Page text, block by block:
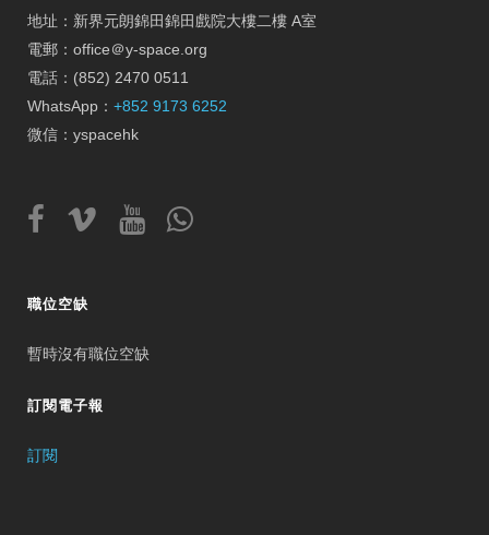
地址：新界元朗錦田錦田戲院大樓二樓 A室
電郵：office＠y-space.org
電話：(852) 2470 0511
WhatsApp： +852 9173 6252
微信：yspacehk
職位空缺
暫時沒有職位空缺
訂閱電子報
訂閱